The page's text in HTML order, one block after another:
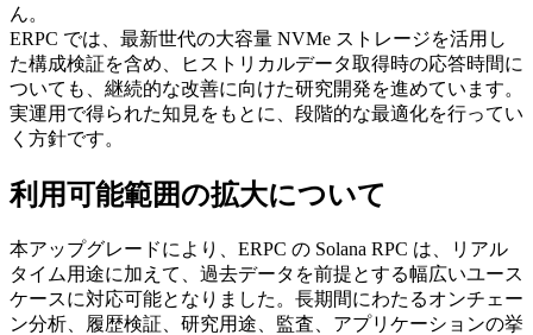
ん。
ERPC では、最新世代の大容量 NVMe ストレージを活用し
た構成検証を含め、ヒストリカルデータ取得時の応答時間に
ついても、継続的な改善に向けた研究開発を進めています。
実運用で得られた知見をもとに、段階的な最適化を行ってい
く方針です。
利用可能範囲の拡大について
本アップグレードにより、ERPC の Solana RPC は、リアル
タイム用途に加えて、過去データを前提とする幅広いユース
ケースに対応可能となりました。長期間にわたるオンチェー
ン分析、履歴検証、研究用途、監査、アプリケーションの挙